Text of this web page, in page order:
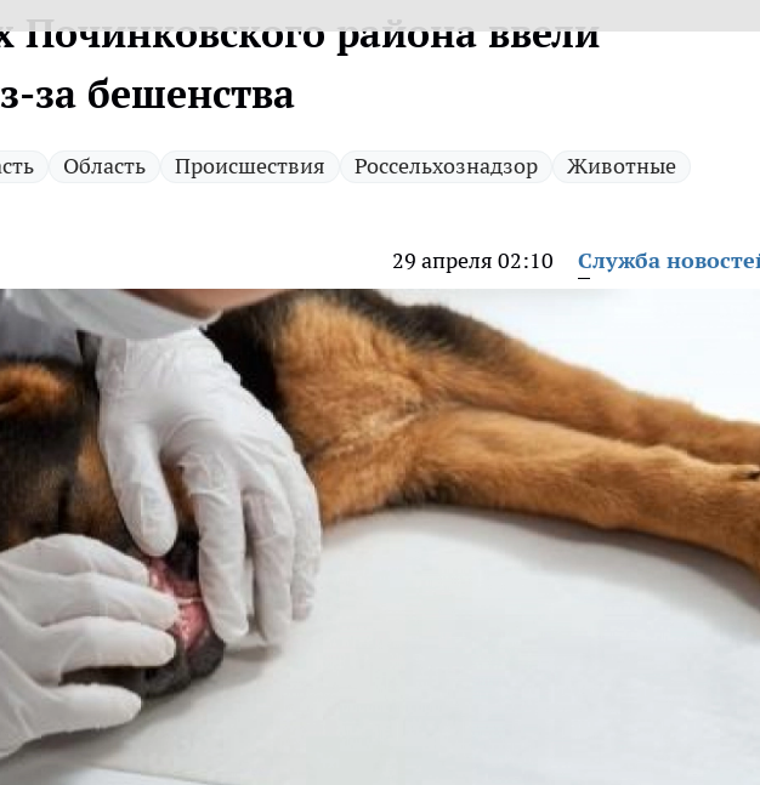
Починковского района ввели
за бешенства
Область Происшествия Россельхознадзор Животные
29 апреля 02:10 Служба